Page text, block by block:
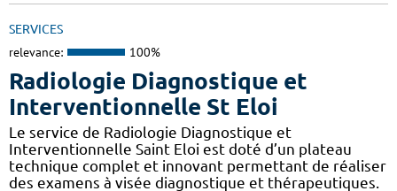
SERVICES
relevance: 100%
Radiologie Diagnostique et
Interventionnelle St Eloi
Le service de Radiologie Diagnostique et
Interventionnelle Saint Eloi est doté d’un plateau
technique complet et innovant permettant de réaliser
des examens à visée diagnostique et thérapeutiques.